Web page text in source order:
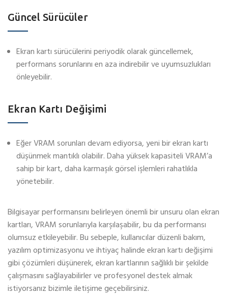
Güncel Sürücüler
Ekran kartı sürücülerini periyodik olarak güncellemek,
performans sorunlarını en aza indirebilir ve uyumsuzlukları
önleyebilir.
Ekran Kartı Değişimi
Eğer VRAM sorunları devam ediyorsa, yeni bir ekran kartı
düşünmek mantıklı olabilir. Daha yüksek kapasiteli VRAM’a
sahip bir kart, daha karmaşık görsel işlemleri rahatlıkla
yönetebilir.
Bilgisayar performansını belirleyen önemli bir unsuru olan ekran
kartları, VRAM sorunlarıyla karşılaşabilir, bu da performansı
olumsuz etkileyebilir. Bu sebeple, kullanıcılar düzenli bakım,
yazılım optimizasyonu ve ihtiyaç halinde ekran kartı değişimi
gibi çözümleri düşünerek, ekran kartlarının sağlıklı bir şekilde
çalışmasını sağlayabilirler ve profesyonel destek almak
istiyorsanız bizimle iletişime geçebilirsiniz.